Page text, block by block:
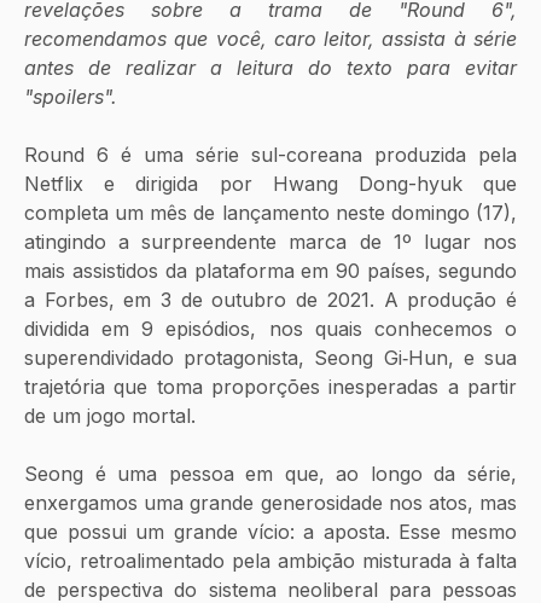
revelações sobre a trama de "Round 6",
recomendamos que você, caro leitor, assista à série
antes de realizar a leitura do texto para evitar
"spoilers".
Round 6 é uma série sul-coreana produzida pela
Netflix e dirigida por Hwang Dong-hyuk que
completa um mês de lançamento neste domingo (17),
atingindo a surpreendente marca de 1º lugar nos
mais assistidos da plataforma em 90 países, segundo
a Forbes, em 3 de outubro de 2021. A produção é
dividida em 9 episódios, nos quais conhecemos o
superendividado protagonista, Seong Gi‑Hun, e sua
trajetória que toma proporções inesperadas a partir
de um jogo mortal.
Seong é uma pessoa em que, ao longo da série,
enxergamos uma grande generosidade nos atos, mas
que possui um grande vício: a aposta. Esse mesmo
vício, retroalimentado pela ambição misturada à falta
de perspectiva do sistema neoliberal para pessoas